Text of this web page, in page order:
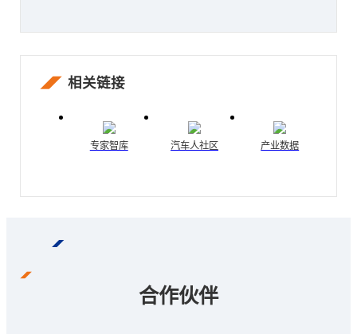
相关链接
专家智库 汽车人社区 产业数据
合作伙伴